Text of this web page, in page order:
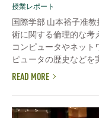
授業レポート
国際学部 山本裕子准
術に関する倫理的な考
コンピュータやネット
ピュータの歴史などを
READ MORE